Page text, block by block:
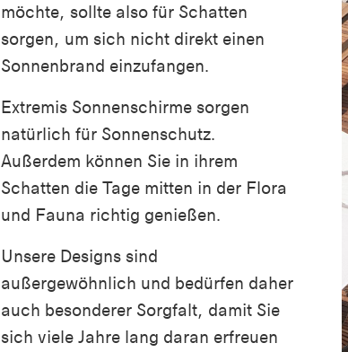
möchte, sollte also für Schatten
sorgen, um sich nicht direkt einen
Sonnenbrand einzufangen.
Extremis Sonnenschirme sorgen
natürlich für Sonnenschutz.
Außerdem können Sie in ihrem
Schatten die Tage mitten in der Flora
und Fauna richtig genießen.
Unsere Designs sind
außergewöhnlich und bedürfen daher
auch besonderer Sorgfalt, damit Sie
sich viele Jahre lang daran erfreuen